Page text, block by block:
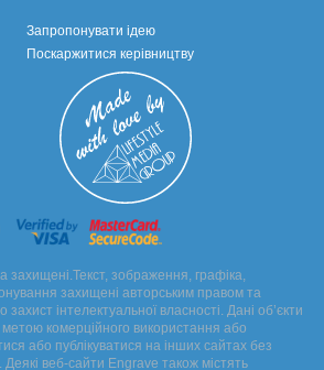
Запропонувати ідею
Поскаржитися керівництву
захищені.Текст, зображення, графіка,
захищені авторським правом та
інтелектуальної власності. Дані об’єкти
комерційного використання або
або публікуватися на інших сайтах без
веб-сайти Engrave також містять